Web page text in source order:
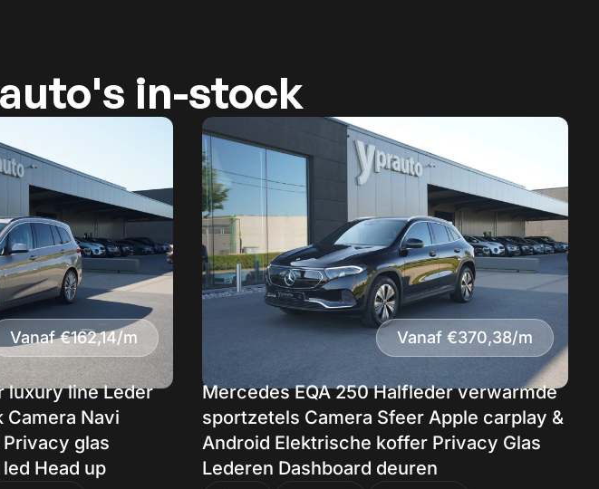
in-stock
Vanaf €162,14/m
luxury line Leder
Camera Navi
glas
Head up
Vanaf €370,38/m
Mercedes EQA 250 Halfleder verwarmde
sportzetels Camera Sfeer Apple carplay &
Android Elektrische koffer Privacy Glas
Lederen Dashboard deuren